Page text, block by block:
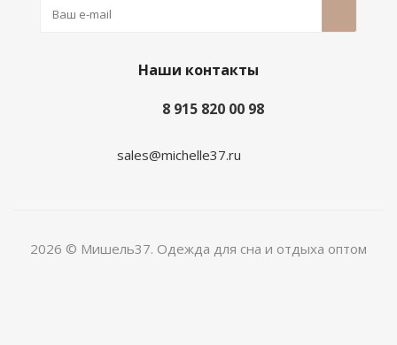
Наши контакты
8 915 820 00 98
sales@michelle37.ru
2026 © Мишель37. Одежда для сна и отдыха оптом